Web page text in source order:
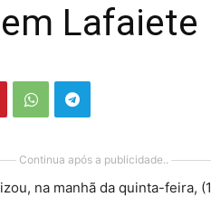
Lafaiete
Continua após a publicidade..
na manhã da quinta-feira,